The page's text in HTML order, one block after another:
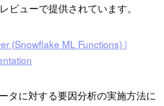
ビューで提供されています。
(Snowflake ML Functions) |
タに対する要因分析の実施方法に